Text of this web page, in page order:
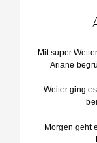
Mit super
Ariane
Weiter ging
Morgen geht